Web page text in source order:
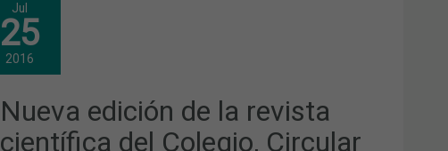
Jul
25
2016
Nueva edición de la revista
científica del Colegio, Circular
NUEVA
EDICIÓN
DE
LA
REVISTA
DEL
COLEGIO,
CIRCULAR
FARMACÉUTICA